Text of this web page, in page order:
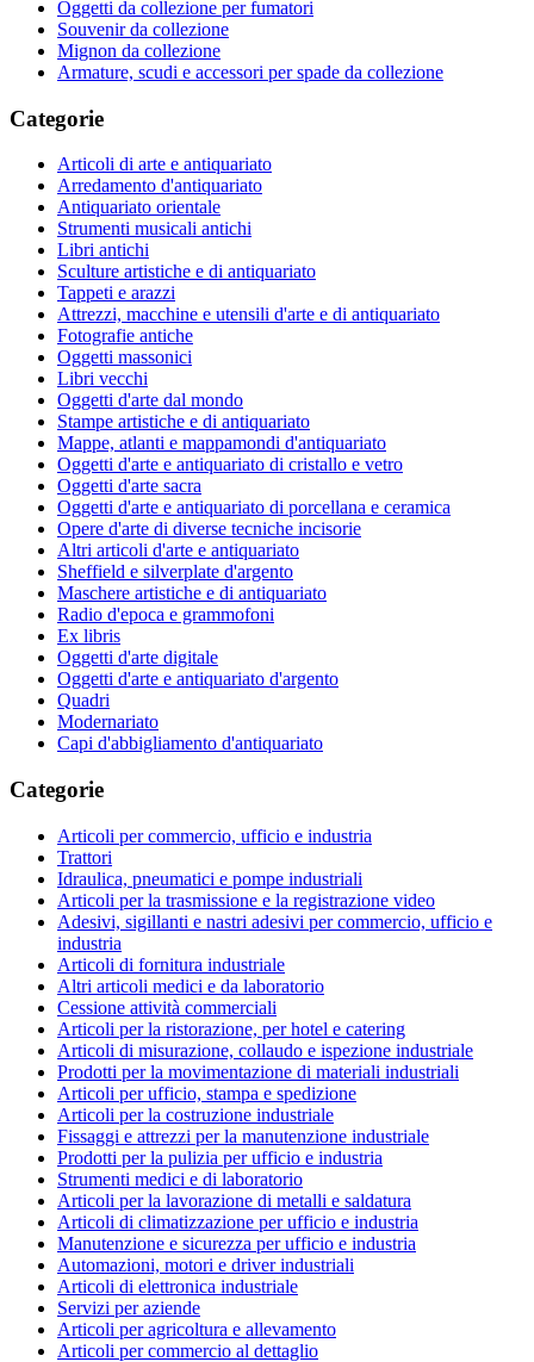
Oggetti da collezione per fumatori
Souvenir da collezione
Mignon da collezione
Armature, scudi e accessori per spade da collezione
Categorie
Articoli di arte e antiquariato
Arredamento d'antiquariato
Antiquariato orientale
Strumenti musicali antichi
Libri antichi
Sculture artistiche e di antiquariato
Tappeti e arazzi
Attrezzi, macchine e utensili d'arte e di antiquariato
Fotografie antiche
Oggetti massonici
Libri vecchi
Oggetti d'arte dal mondo
Stampe artistiche e di antiquariato
Mappe, atlanti e mappamondi d'antiquariato
Oggetti d'arte e antiquariato di cristallo e vetro
Oggetti d'arte sacra
Oggetti d'arte e antiquariato di porcellana e ceramica
Opere d'arte di diverse tecniche incisorie
Altri articoli d'arte e antiquariato
Sheffield e silverplate d'argento
Maschere artistiche e di antiquariato
Radio d'epoca e grammofoni
Ex libris
Oggetti d'arte digitale
Oggetti d'arte e antiquariato d'argento
Quadri
Modernariato
Capi d'abbigliamento d'antiquariato
Categorie
Articoli per commercio, ufficio e industria
Trattori
Idraulica, pneumatici e pompe industriali
Articoli per la trasmissione e la registrazione video
Adesivi, sigillanti e nastri adesivi per commercio, ufficio e
industria
Articoli di fornitura industriale
Altri articoli medici e da laboratorio
Cessione attività commerciali
Articoli per la ristorazione, per hotel e catering
Articoli di misurazione, collaudo e ispezione industriale
Prodotti per la movimentazione di materiali industriali
Articoli per ufficio, stampa e spedizione
Articoli per la costruzione industriale
Fissaggi e attrezzi per la manutenzione industriale
Prodotti per la pulizia per ufficio e industria
Strumenti medici e di laboratorio
Articoli per la lavorazione di metalli e saldatura
Articoli di climatizzazione per ufficio e industria
Manutenzione e sicurezza per ufficio e industria
Automazioni, motori e driver industriali
Articoli di elettronica industriale
Servizi per aziende
Articoli per agricoltura e allevamento
Articoli per commercio al dettaglio